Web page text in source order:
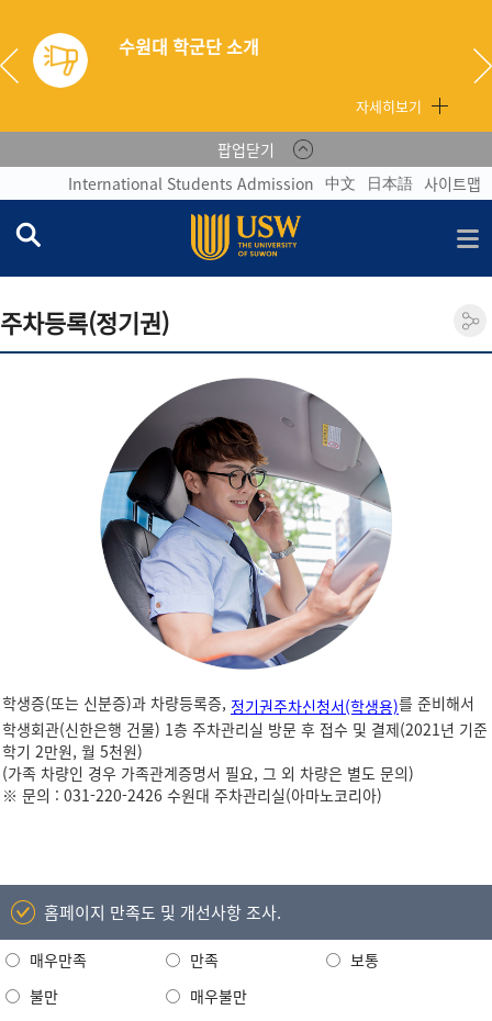
수원대 학군단 소개
자세히보기
팝업닫기
International Students Admission 中文 日本語 사이트맵
주차등록(정기권)
학생증(또는 신분증)과 차량등록증, 정기권주차신청서(학생용)를 준비해서
학생회관(신한은행 건물) 1층 주차관리실 방문 후 접수 및 결제(2021년 기준
학기 2만원, 월 5천원)
(가족 차량인 경우 가족관계증명서 필요, 그 외 차량은 별도 문의)
※ 문의 : 031-220-2426 수원대 주차관리실(아마노코리아)
홈페이지 만족도 및 개선사항 조사.
매우만족 만족
보통
불만
매우불만